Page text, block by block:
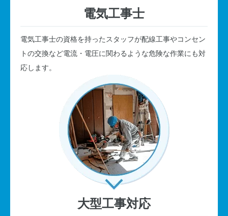
電気工事士
電気工事士の資格を持ったスタッフが配線工事やコンセン
トの交換など電流・電圧に関わるような危険な作業にも対
応します。
大型工事対応